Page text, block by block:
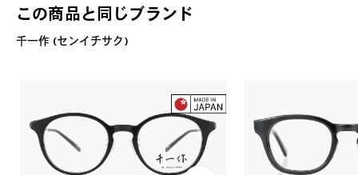
この商品と同じブランド
千一作 (センイチサク)